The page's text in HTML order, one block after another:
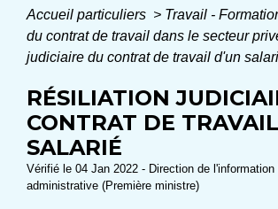
Accueil particuliers > Travail -
du contrat de travail dans le secteur
judiciaire du contrat de travail d'un
RÉSILIATION
CONTRAT DE
SALARIÉ
Vérifié le 04 Jan 2022 - Direction de l'information
administrative (Première ministre)